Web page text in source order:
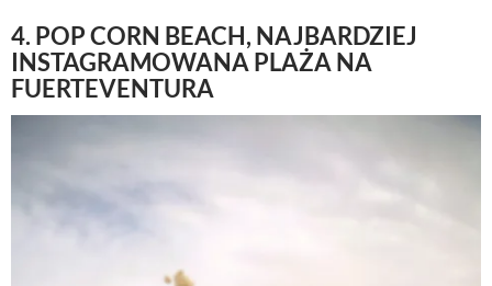
4. POP CORN BEACH, NAJBARDZIEJ
INSTAGRAMOWANA PLAŻA NA
FUERTEVENTURA